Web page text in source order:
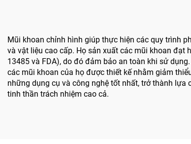
Mũi khoan chỉnh hình giúp thực hiện các quy trình
và vật liệu cao cấp. Họ sản xuất các mũi khoan đạt
13485 và FDA), do đó đảm bảo an toàn khi sử
các mũi khoan của họ được thiết kế nhằm giảm
những dụng cụ và công nghệ tốt nhất, trở thành lựa
tinh thần trách nhiệm cao cả.